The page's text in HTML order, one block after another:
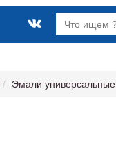
Эмали универсальные